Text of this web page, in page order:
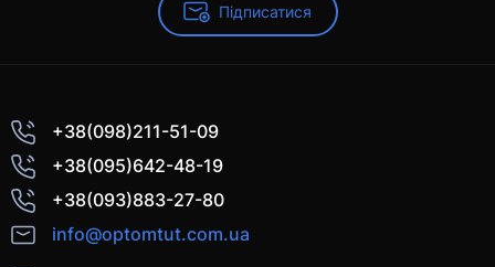
Підписатися
+38(098)211-51-09
+38(095)642-48-19
+38(093)883-27-80
info@optomtut.com.ua